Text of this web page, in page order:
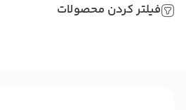
فیلتر کردن محصولات